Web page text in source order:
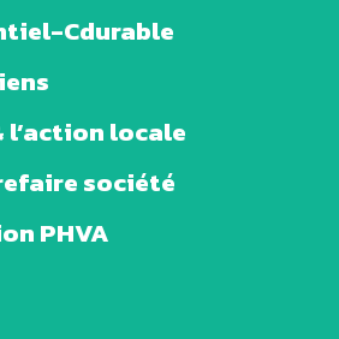
Cdurable
l’action locale
société
PHVA